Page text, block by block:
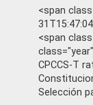
<span
<span
CPCCS-T
Selección